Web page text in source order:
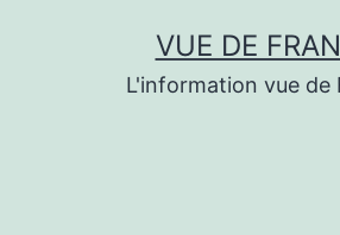
VUE DE
L'information vue de